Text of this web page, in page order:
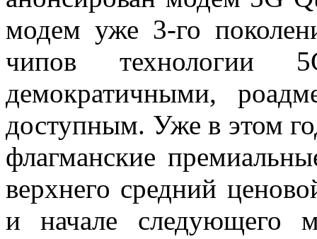
модем уже 3-го
чипов технологии
демократичными,
доступным. Уже в этом
флагманские
верхнего средний
и начале